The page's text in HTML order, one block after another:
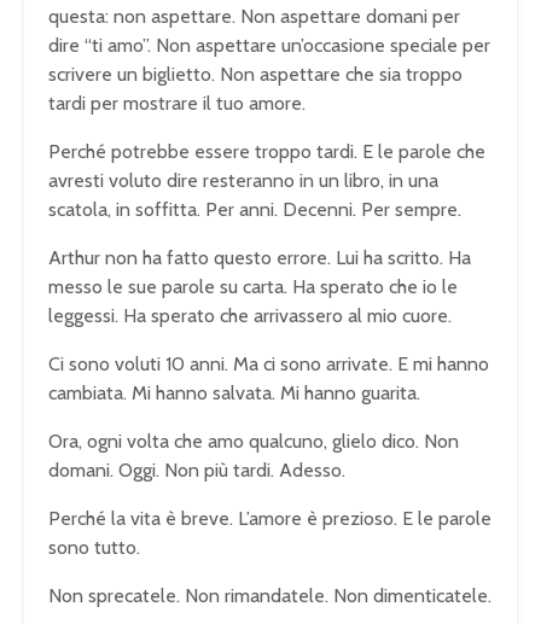
questa: non aspettare. Non aspettare domani per
dire “ti amo”. Non aspettare un’occasione speciale per
scrivere un biglietto. Non aspettare che sia troppo
tardi per mostrare il tuo amore.
Perché potrebbe essere troppo tardi. E le parole che
avresti voluto dire resteranno in un libro, in una
scatola, in soffitta. Per anni. Decenni. Per sempre.
Arthur non ha fatto questo errore. Lui ha scritto. Ha
messo le sue parole su carta. Ha sperato che io le
leggessi. Ha sperato che arrivassero al mio cuore.
Ci sono voluti 10 anni. Ma ci sono arrivate. E mi hanno
cambiata. Mi hanno salvata. Mi hanno guarita.
Ora, ogni volta che amo qualcuno, glielo dico. Non
domani. Oggi. Non più tardi. Adesso.
Perché la vita è breve. L’amore è prezioso. E le parole
sono tutto.
Non sprecatele. Non rimandatele. Non dimenticatele.